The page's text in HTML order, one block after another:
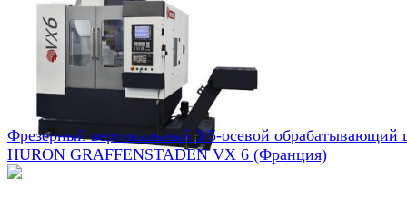
Фрезерный вертикальный 3/5-осевой обрабатывающий
HURON GRAFFENSTADEN VX 6 (Франция)